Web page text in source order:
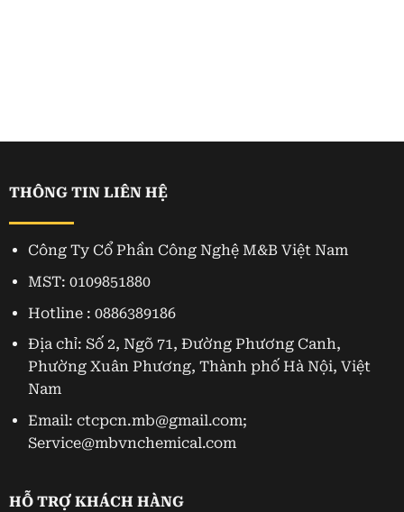
THÔNG TIN LIÊN HỆ
Công Ty Cổ Phần Công Nghệ M&B Việt Nam
MST: 0109851880
Hotline : 0886389186
Địa chỉ: Số 2, Ngõ 71, Đường Phương Canh,
Phường Xuân Phương, Thành phố Hà Nội, Việt
Nam
Email: ctcpcn.mb@gmail.com;
Service@mbvnchemical.com
HỖ TRỢ KHÁCH HÀNG